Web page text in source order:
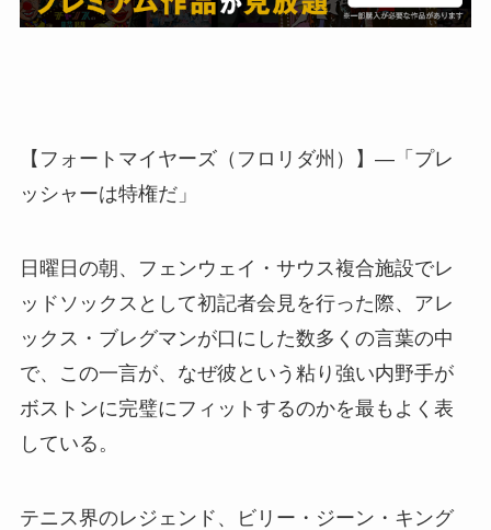
【フォートマイヤーズ（フロリダ州）】―「プレ
ッシャーは特権だ」
日曜日の朝、フェンウェイ・サウス複合施設でレ
ッドソックスとして初記者会見を行った際、アレ
ックス・ブレグマンが口にした数多くの言葉の中
で、この一言が、なぜ彼という粘り強い内野手が
ボストンに完璧にフィットするのかを最もよく表
している。
テニス界のレジェンド、ビリー・ジーン・キング